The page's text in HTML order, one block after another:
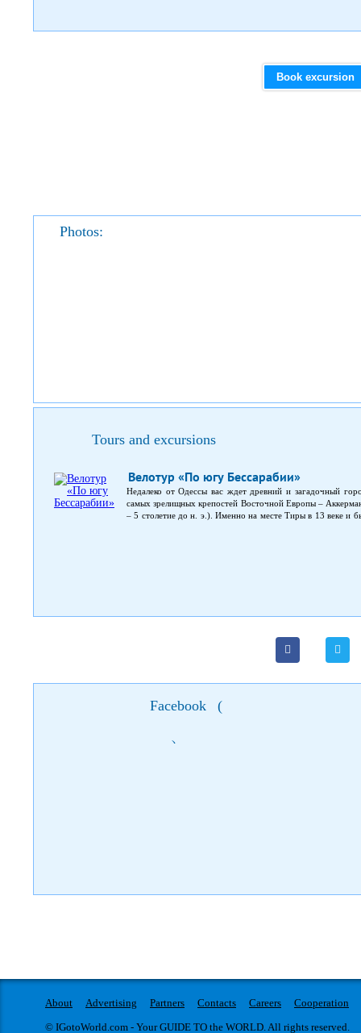
Book excursion
Photos:
Tours and excursions
Велотур «По югу Бессарабии»
Недалеко от Одессы вас ждет древний и загадочный
самых зрелищных крепостей Восточной Европы –
– 5 столетие до н. э.). Именно на месте Тиры в 13 веке и
Facebook (
)
About Advertising Partners Contacts Careers
Cooperation
© IGotoWorld.com - Your GUIDE TO the WORLD. All rights reserved.